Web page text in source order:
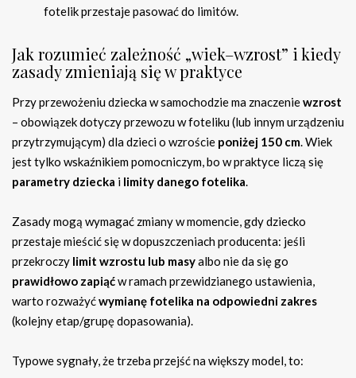
fotelik przestaje pasować do limitów.
Jak rozumieć zależność „wiek–wzrost” i kiedy
zasady zmieniają się w praktyce
Przy przewożeniu dziecka w samochodzie ma znaczeniewzrost
– obowiązek dotyczy przewozu w foteliku (lub innym urządzeniu
przytrzymującym) dla dzieci o wzroście poniżej 150 cm. Wiek
jest tylko wskaźnikiem pomocniczym, bo w praktyce liczą się
parametry dziecka i limity danego fotelika.
Zasady mogą wymagać zmiany w momencie, gdy dziecko
przestaje mieścić się w dopuszczeniach producenta: jeśli
przekroczy limit wzrostu lub masyalbo nie da się go
prawidłowo zapiąćw ramach przewidzianego ustawienia,
warto rozważyćwymianę fotelika na odpowiedni zakres
(kolejny etap/grupę dopasowania).
Typowe sygnały, że trzeba przejść na większy model, to: